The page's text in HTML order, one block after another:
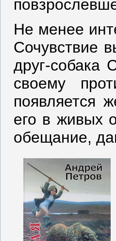
Не менее
Сочувствие
друг-собака
своему
появляется
его в живых
обещание,